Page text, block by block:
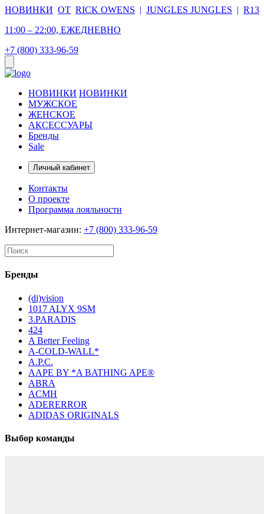
НОВИНКИ ОТ RICK OWENS | JUNGLES JUNGLES | R13
11:00 – 22:00, ЕЖЕДНЕВНО
+7 (800) 333-96-59
НОВИНКИ НОВИНКИ
МУЖСКОЕ
ЖЕНСКОЕ
АКСЕССУАРЫ
Бренды
Sale
Личный кабинет
Контакты
О проекте
Программа лояльности
Интернет-магазин: +7 (800) 333-96-59
Бренды
(di)vision
1017 ALYX 9SM
3.PARADIS
424
A Better Feeling
A-COLD-WALL*
A.P.C.
AAPE BY *A BATHING APE®
ABRA
ACMH
ADERERROR
ADIDAS ORIGINALS
Выбор команды